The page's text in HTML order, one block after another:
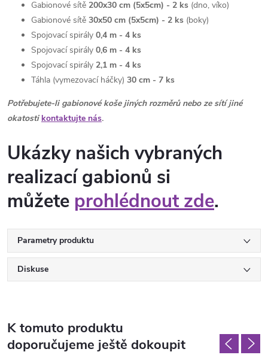
Gabionové sítě 200x30 cm (5x5cm) - 2 ks (dno, víko)
Gabionové sítě 30x50 cm (5x5cm) - 2 ks (boky)
Spojovací spirály 0,4 m - 4 ks
Spojovací spirály 0,6 m - 4 ks
Spojovací spirály 2,1 m - 4 ks
Táhla (vymezovací háčky) 30 cm - 7 ks
Potřebujete-li gabionové koše jiných rozměrů nebo ze sítí jiné
okatosti kontaktujte nás.
Ukázky našich vybraných
realizací gabionů si
můžete prohlédnout zde.
Parametry produktu
Diskuse
K tomuto produktu
doporučujeme ještě dokoupit